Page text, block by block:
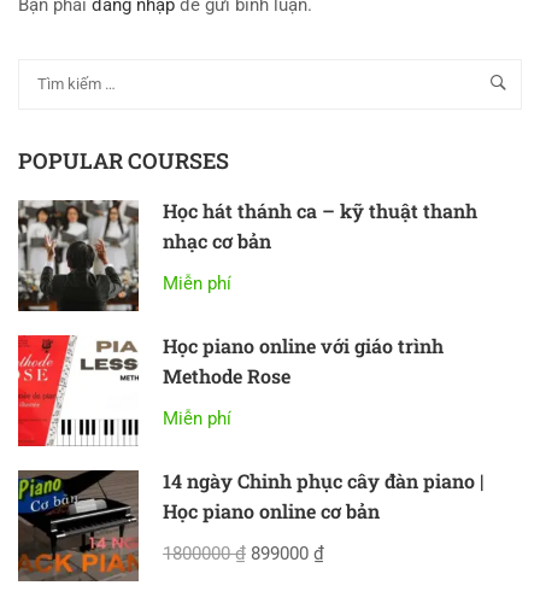
Bạn phải đăng nhập để gửi bình luận.
POPULAR COURSES
Học hát thánh ca – kỹ thuật thanh
nhạc cơ bản
Miễn phí
Học piano online với giáo trình
Methode Rose
Miễn phí
14 ngày Chinh phục cây đàn piano |
Học piano online cơ bản
1800000 ₫ 899000 ₫